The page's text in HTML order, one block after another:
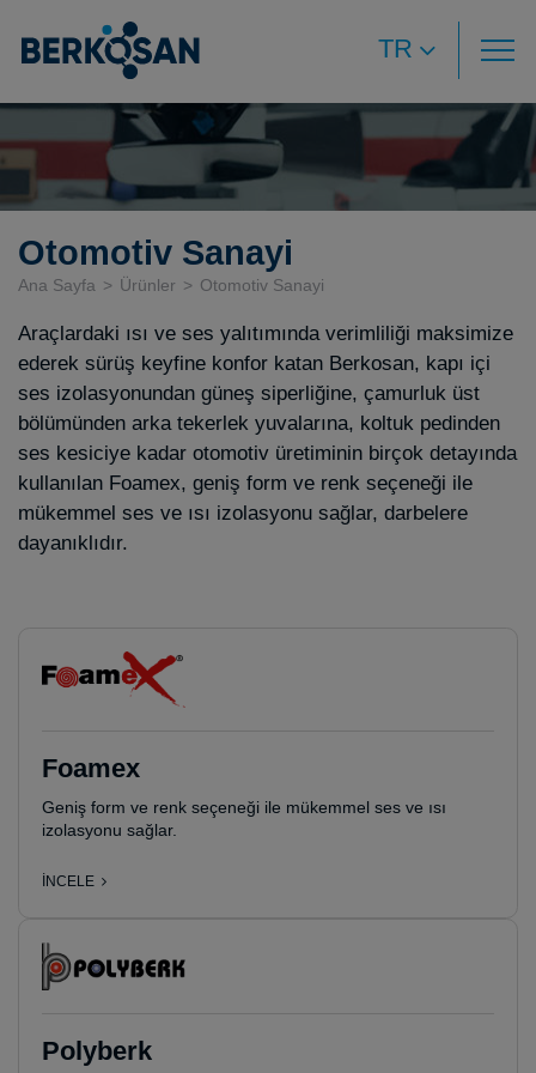
TR
Otomotiv Sanayi
Ana Sayfa Ürünler Otomotiv Sanayi
Araçlardaki ısı ve ses yalıtımında verimliliği maksimize
ederek sürüş keyfine konfor katan Berkosan, kapı içi
ses izolasyonundan güneş siperliğine, çamurluk üst
bölümünden arka tekerlek yuvalarına, koltuk pedinden
ses kesiciye kadar otomotiv üretiminin birçok detayında
kullanılan Foamex, geniş form ve renk seçeneği ile
mükemmel ses ve ısı izolasyonu sağlar, darbelere
dayanıklıdır.
Foamex
Geniş form ve renk seçeneği ile mükemmel ses ve ısı
izolasyonu sağlar.
İNCELE
Polyberk